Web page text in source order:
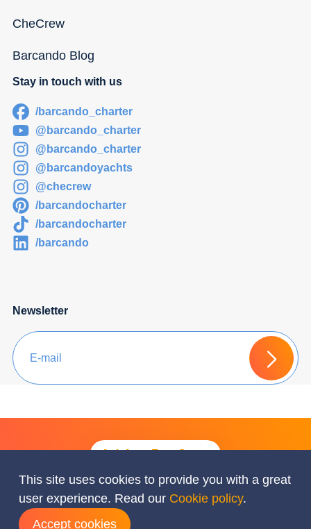
CheCrew
Barcando Blog
Stay in touch with us
/barcando_charter
@barcando_charter
@barcando_charter
@barcandoyachts
@checrew
/barcandocharter
/barcandocharter
/barcando
Newsletter
Ask for a Free Quote
© Barcando 2026 All rights reserved
This site uses cookies to provide you with a great
user experience. Read our Cookie policy.
Accept cookies